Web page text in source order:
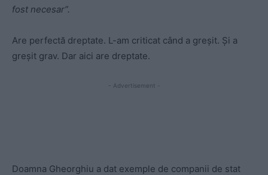
fost necesar”.
Are perfectă dreptate. L-am criticat când a greșit. Și a
greșit grav. Dar aici are dreptate.
- Advertisement -
Doamna Gheorghiu a dat exemple de companii de stat